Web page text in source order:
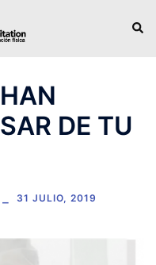
DE TU
31 JULIO, 2019